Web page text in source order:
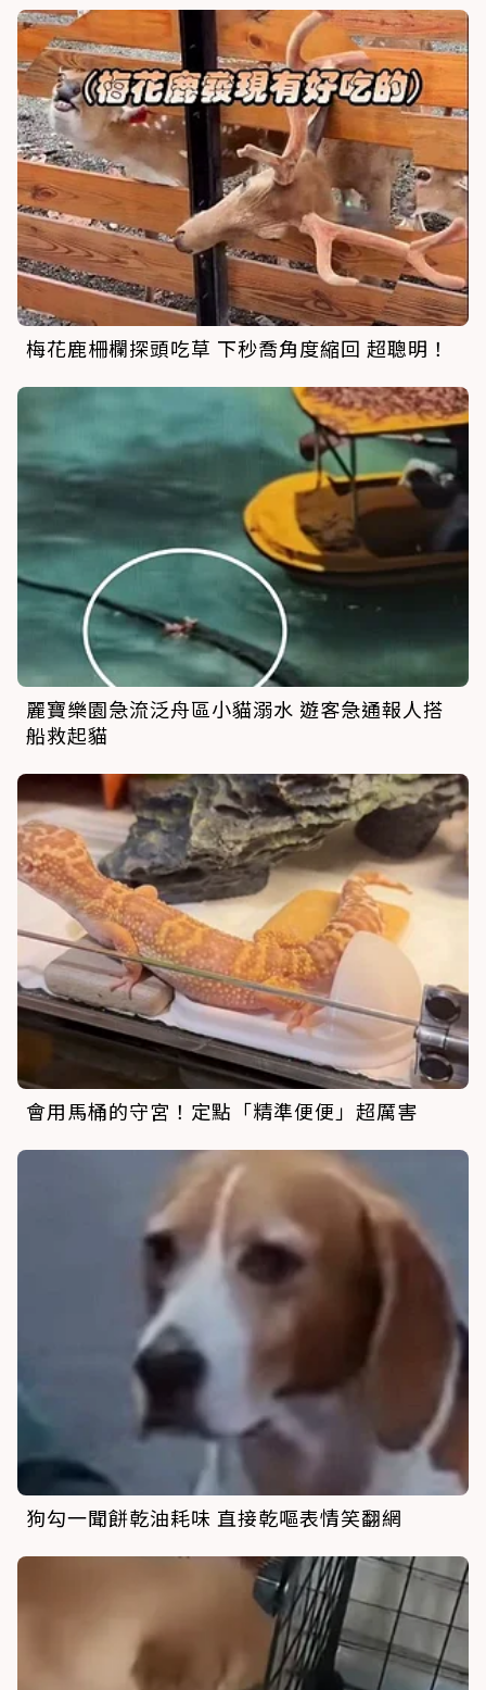
梅花鹿柵欄探頭吃草 下秒喬角度縮回 超聰明！
麗寶樂園急流泛舟區小貓溺水 遊客急通報人搭
船救起貓
會用馬桶的守宮！定點「精準便便」超厲害
狗勾一聞餅乾油耗味 直接乾嘔表情笑翻網